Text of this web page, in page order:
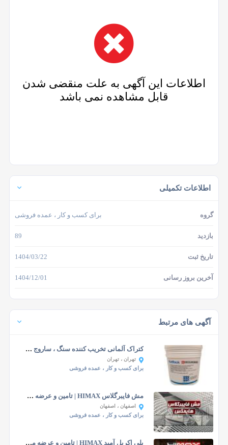
اطلاعات این آگهی به علت منقضی شدن
قابل مشاهده نمی باشد
اطلاعات تکمیلی
گروه برای کسب و کار ، عمده فروشی
بازدید 89
تاریخ ثبت 1404/03/22
آخرین بروز رسانی 1404/12/01
آگهی های مرتبط
کتراک آلمانی تخریب کننده سنگ ، ساروج ، بتن
تهران، تهران
برای کسب و کار ، عمده فروشی
مش فایبرگلاس HIMAX | تامین و عرضه مستقیم
اصفهان، اصفهان
برای کسب و کار ، عمده فروشی
پلی اکریل آمید HIMAX | تامین و عرضه مستقیم